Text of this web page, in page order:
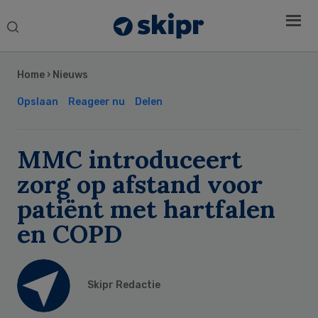
Search
Home › Nieuws
Opslaan Reageer nu Delen
MMC introduceert
zorg op afstand voor
patiënt met hartfalen
en COPD
Skipr Redactie
Sidebar